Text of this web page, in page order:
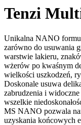
Tenzi
Unikalna NANO
zarówno do usuwania
warstwie lakieru,
wżerów po kwaśnym
wielkości uszkodzeń,
Doskonale usuwa
zabrudzenia i
wszelkie
MS NANO pozwala
uzyskania końcowych